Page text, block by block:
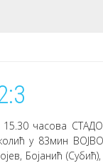
часова
у 83мин
Бојанић